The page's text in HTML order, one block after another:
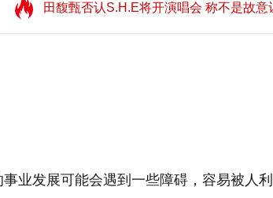
田馥甄否认S.H.E将开演唱会 称不是故意
望11:08
田馥甄否认S.H.E将开演唱会 称不是故意
业发展可能会遇到一些障碍，容易被人